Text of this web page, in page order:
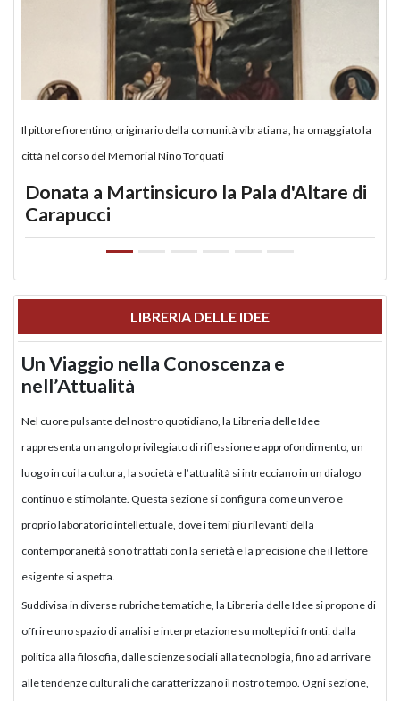
Il pittore fiorentino, originario della comunità vibratiana, ha omaggiato la
città nel corso del Memorial Nino Torquati
Donata a Martinsicuro la Pala d'Altare di
Carapucci
LIBRERIA DELLE IDEE
Un Viaggio nella Conoscenza e
nell’Attualità
Nel cuore pulsante del nostro quotidiano, la Libreria delle Idee
rappresenta un angolo privilegiato di riflessione e approfondimento, un
luogo in cui la cultura, la società e l’attualità si intrecciano in un dialogo
continuo e stimolante. Questa sezione si configura come un vero e
proprio laboratorio intellettuale, dove i temi più rilevanti della
contemporaneità sono trattati con la serietà e la precisione che il lettore
esigente si aspetta.
Suddivisa in diverse rubriche tematiche, la Libreria delle Idee si propone di
offrire uno spazio di analisi e interpretazione su molteplici fronti: dalla
politica alla filosofia, dalle scienze sociali alla tecnologia, fino ad arrivare
alle tendenze culturali che caratterizzano il nostro tempo. Ogni sezione,